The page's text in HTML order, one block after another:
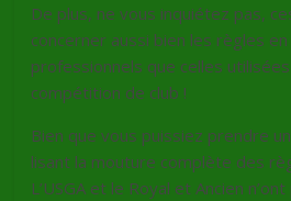
De plus, ne vous inquiétez pas,
concerner aussi bien les règles
professionnels que celles
compétition de club !
Bien que vous puissiez prendre
lisant la mouture complète des
L’USGA et le Royal et Ancien